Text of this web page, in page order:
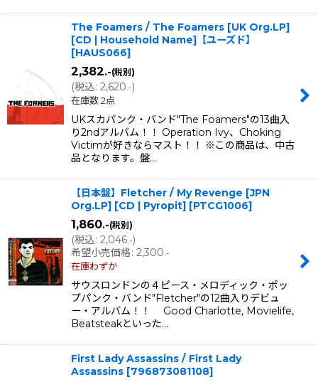
The Foamers / The Foamers [UK Org.LP]
[CD | Household Name]【ユーズド】
[HAUS066]
2,382.-(税別)
(税込: 2,620.-)
在庫数 2点
UKスカパンク・バンド"The Foamers"の13曲入
り2ndアルバム！！ Operation Ivy、Choking
Victimが好きならマスト！！ ※この商品は、中古
品となります。盤…
【日本盤】Fletcher / My Revenge [JPN
Org.LP] [CD | Pyropit] [PTCG1006]
1,860.-(税別)
(税込: 2,046.-)
希望小売価格: 2,300.-
在庫わずか
サウスロンドンの４ピース・メロディック・ポッ
プパンク・バンド"Fletcher"の12曲入りデビュ
ー・アルバム！！ Good Charlotte, Movielife,
Beatsteakといった…
First Lady Assassins / First Lady
Assassins [796873081108]